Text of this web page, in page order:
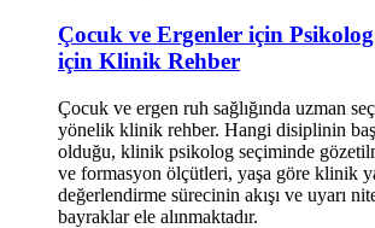
Çocuk ve Ergenler için
için Klinik Rehber
Çocuk ve ergen ruh sağlığında uzman
yönelik klinik rehber. Hangi disiplinin
olduğu, klinik psikolog seçiminde
ve formasyon ölçütleri, yaşa göre klinik
değerlendirme sürecinin akışı ve uyarı
bayraklar ele alınmaktadır.